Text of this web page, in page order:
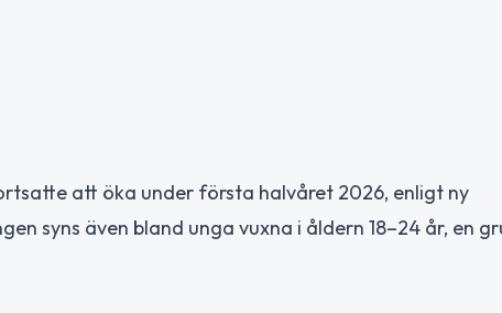
att öka under första halvåret 2026, enligt ny
syns även bland unga vuxna i åldern 18–24 år, en